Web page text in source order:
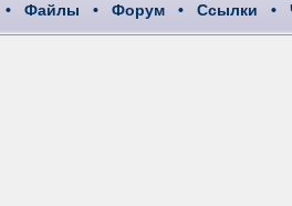
• Файлы • Форум • Ссылки •